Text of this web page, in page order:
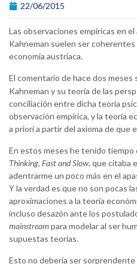
22/06/2015
Las observaciones empíricas en
Kahneman suelen ser
economía austriaca.
El comentario de hace dos meses
Kahneman y su teoría de las
conciliación entre dicha teoría
observación empírica, y la teoría
a priori a partir del axioma de que
En estos meses he tenido tiempo
Thinking, Fast and Slow, que citaba
adentrarme un poco más en el
Y la verdad es que no son pocas
aproximaciones a la teoría
incluso desazón ante los
mainstreampara modelar al ser
supuestas teorías.
Esto no debería ser